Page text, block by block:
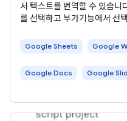
서 텍스트를 번역할 수 있습
를 선택하고 부가기능에서 선
시합니다. 기본적으로 스크립
Google Sheets Google
Google Docs Google